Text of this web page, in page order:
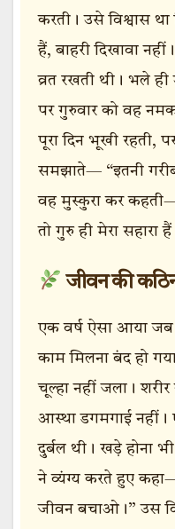
करती। उसे विश्वास
हैं, बाहरी दिखावा
व्रत रखती थी। भले
पर गुरुवार को वह
पूरा दिन भूखी रहती,
समझाते— “इतनी
वह मुस्कुरा कर
तो गुरु ही मेरा सहारा
जीवन की कठिन
एक वर्ष ऐसा आया
काम मिलना बंद हो
चूल्हा नहीं जला।
आस्था डगमगाई
दुर्बल थी। खड़े होना
ने व्यंग्य करते हुए
जीवन बचाओ।” उस